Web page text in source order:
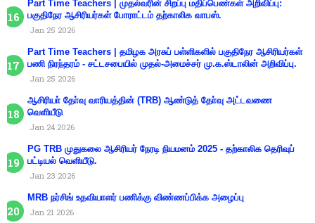
Part Time Teachers | முதல்வரின் சிறப்பு மதிப்பெண்கள் அறிவிப்பு:
பகுதிநேர ஆசிரியர்கள் போராட்டம் தற்காலிக வாபஸ்.
Jan 25 2026
Part Time Teachers | தமிழக அரசுப் பள்ளிகளில் பகுதிநேர ஆசிரியர்கள்
பணி நிரந்தரம் - சட்டசபையில் முதல்-அமைச்சர் மு.க.ஸ்டாலின் அறிவிப்பு.
Jan 25 2026
ஆசிரியா் தோ்வு வாரியத்தின் (TRB) ஆண்டுத் தோ்வு அட்டவணை
வெளியீடு
Jan 24 2026
PG TRB முதுகலை ஆசிரியர் நேரடி நியமனம் 2025 - தற்காலிக தெரிவுப்
பட்டியல் வெளியீடு.
Jan 23 2026
MRB நர்சிங் உதவியாளர் பணிக்கு விண்ணப்பிக்க அழைப்பு
Jan 21 2026